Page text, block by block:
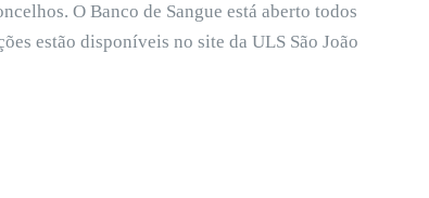
O Banco de Sangue está aberto todos
estão disponíveis no site da ULS São João